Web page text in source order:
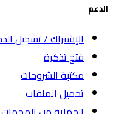
الدعم
الإشتراك / تسجيل
فتح تذكرة
مكتبة الشروحات
تحميل الملفات